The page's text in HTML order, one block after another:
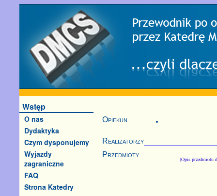
Wstęp
O nas
Dydaktyka
Czym dysponujemy
Wyjazdy
zagraniczne
FAQ
Strona Katedry
Opiekun
Realizatorzy
Przedmioty
(Opis przedmiotu